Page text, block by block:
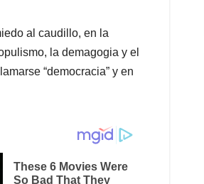
al caudillo, en la
la demagogia y el
“democracia” y en